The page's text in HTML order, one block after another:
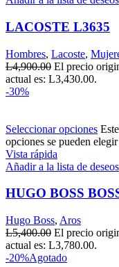
LACOSTE L3635
Hombres, Lacoste,
L4,900.00 El precio
actual es: L3,430.00.
-30%
Seleccionar opciones
opciones se pueden
Vista rápida
Añadir a la lista de deseos
HUGO BOSS
Hugo Boss, Aros
L5,400.00 El precio
actual es: L3,780.00.
-20%Agotado